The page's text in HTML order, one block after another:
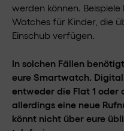
werden können.
Watches für Kinder, die
Einschub verfügen.
In solchen Fällen
eure Smartwatch.
entweder die Flat 1 oder
allerdings eine neue
könnt nicht über eure